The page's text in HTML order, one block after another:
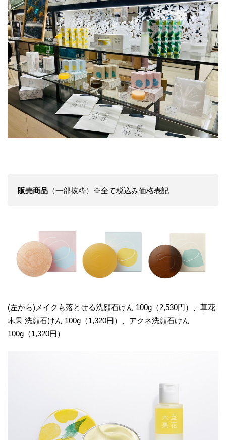
販売商品 （一部抜粋）※全て税込み価格表記
(左から)メイクも落とせる洗顔石けん 100g（2,530円）、草花
木果 洗顔石けん 100g（1,320円）、アクネ洗顔石けん
100g（1,320円）